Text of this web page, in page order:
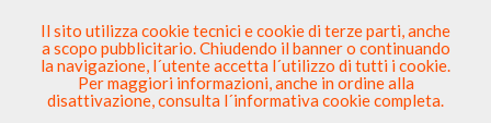
SEI DENTISTA? PARTECIPA
Sei QuiElenco Dentista Sicuro > Odontoiatria>
Ambulatori Dentistici>Liguria >Savona>CAP 17045
Il sito utilizza cookie tecnici e cookie di terze parti, anche
a scopo pubblicitario. Chiudendo il banner o continuando
la navigazione, l´utente accetta l´utilizzo di tutti i cookie.
Per maggiori informazioni, anche in ordine alla
disattivazione, consulta l´informativa cookie completa.